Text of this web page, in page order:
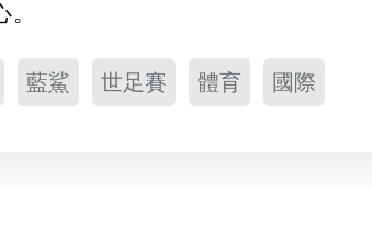
藍鯊 世足賽 體育 國際